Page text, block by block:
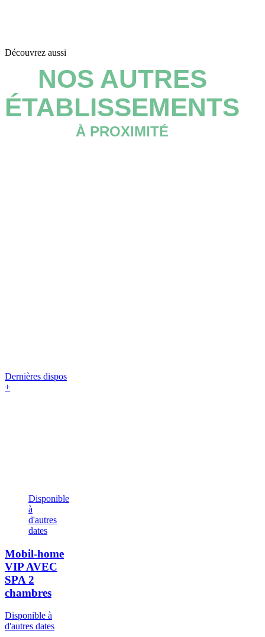
Découvrez aussi
NOS AUTRES
ÉTABLISSEMENTS
À PROXIMITÉ
Dernières dispos
+
Disponible
à
d'autres
dates
Mobil-home
VIP AVEC
SPA 2
chambres
Disponible à
d'autres dates